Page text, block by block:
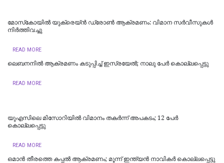
മോസ്‌കോയില്‍ യുക്രെയ്ൻ ഡ്രോൺ ആക്രമണം: വിമാന സര്‍വീസുകള്‍
നിര്‍ത്തിവച്ചു
READ MORE
ലെബനനില്‍ ആക്രമണം കടുപ്പിച്ച് ഇസ്രയേല്‍; നാലു പേര്‍ കൊല്ലപ്പെട്ടു
READ MORE
യുഎസിലെ മിസോറിയില്‍ വിമാനം തകർന്ന് അപകടം; 12 പേർ
കൊല്ലപ്പെട്ടു
READ MORE
ഒമാന്‍ തീരത്തെ കപ്പല്‍ ആക്രമണം; മൂന്ന് ഇന്ത്യന്‍ നാവികര്‍ കൊല്ലപ്പെട്ടു